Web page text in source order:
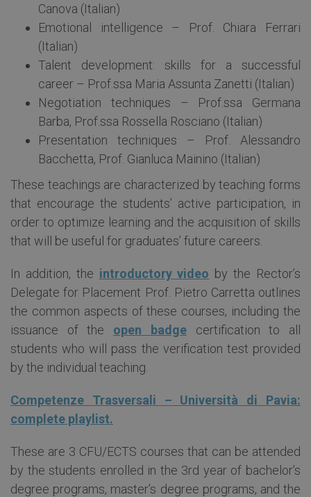
Canova (Italian)
Emotional intelligence – Prof. Chiara Ferrari
(Italian)
Talent development: skills for a successful
career – Prof.ssa Maria Assunta Zanetti (Italian)
Negotiation techniques – Prof.ssa Germana
Barba, Prof.ssa Rossella Rosciano (Italian)
Presentation techniques – Prof. Alessandro
Bacchetta, Prof. Gianluca Mainino (Italian)
These teachings are characterized by teaching forms
that encourage the students’ active participation, in
order to optimize learning and the acquisition of skills
that will be useful for graduates’ future careers.
In addition, the introductory video by the Rector’s
Delegate for Placement Prof. Pietro Carretta outlines
the common aspects of these courses, including the
issuance of the open badgecertification to all
students who will pass the verification test provided
by the individual teaching.
Competenze Trasversali – Università di Pavia:
complete playlist.
These are 3 CFU/ECTS courses that can be attended
by the students enrolled in the 3rd year of bachelor’s
degree programs, master’s degree programs, and the